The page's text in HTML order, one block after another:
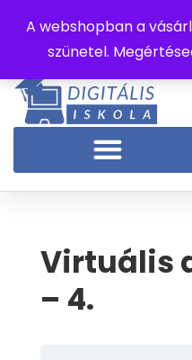
A webshopban a
szünetel.
Virtuális
– 4.